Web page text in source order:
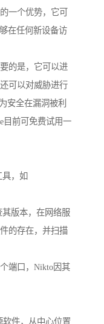
一个优势，它可
在任何新设备访
的是，它可以进
可以对威胁进行
安全在漏洞被利
目前可免费试用一
，如
版本，在网络服
的存在，并扫描
端口，Nikto因其
软件，从中心位置